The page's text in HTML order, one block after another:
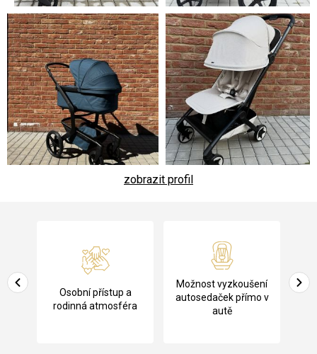
zobrazit profil
a
Osobní přístup a
rodinná atmosféra
Možnost vyzkoušení
autosedaček přímo v
autě